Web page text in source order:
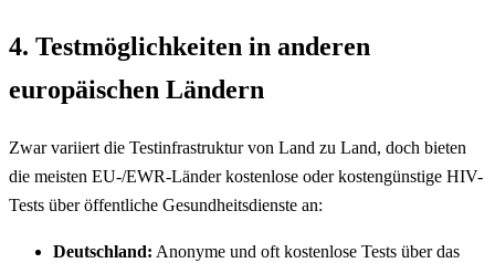
4. Testmöglichkeiten in anderen
europäischen Ländern
Zwar variiert die Testinfrastruktur von Land zu Land, doch bieten
die meisten EU-/EWR-Länder kostenlose oder kostengünstige HIV-
Tests über öffentliche Gesundheitsdienste an:
Deutschland: Anonyme und oft kostenlose Tests über das